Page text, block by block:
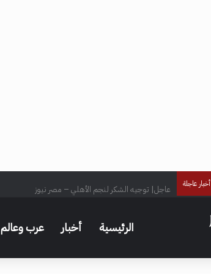
أخبار عاجلة عاجل| توجيه الشكر لنجم الأهلي – مصر نيوز
الرئيسية أخبار عرب وعالم